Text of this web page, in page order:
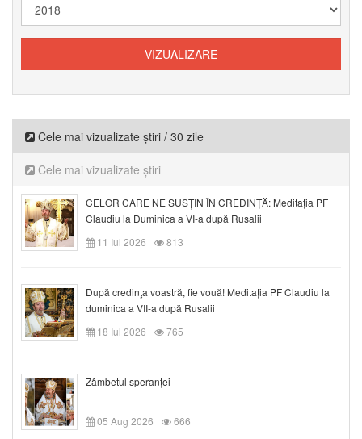
Cele mai vizualizate știri / 30 zile
Cele mai vizualizate știri
CELOR CARE NE SUSȚIN ÎN CREDINȚĂ: Meditația PF
Claudiu la Duminica a VI-a după Rusalii
11 Iul 2026
813
După credinţa voastră, fie vouă! Meditația PF Claudiu la
duminica a VII-a după Rusalii
18 Iul 2026
765
Zâmbetul speranței
05 Aug 2026 666